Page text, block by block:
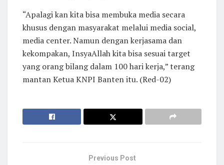
“Apalagi kan kita bisa membuka media secara
khusus dengan masyarakat melalui media social,
media center. Namun dengan kerjasama dan
kekompakan, InsyaAllah kita bisa sesuai target
yang orang bilang dalam 100 hari kerja,” terang
mantan Ketua KNPI Banten itu. (Red-02)
Previous Post